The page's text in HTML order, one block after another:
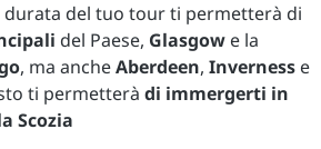
durata del tuo tour ti permetterà di
del Paese, Glasgow e la
, ma ancheAberdeen, Inverness e
ti permetterà di immergerti in
Scozia